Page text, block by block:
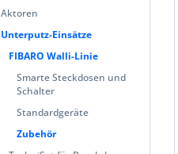
Aktoren
Unterputz-Einsätze
FIBARO Walli-Linie
Smarte Steckdosen und
Schalter
Standardgeräte
Zubehör